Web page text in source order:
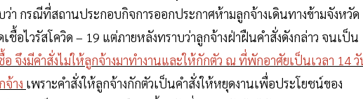
า กรณีที่สถานประกอบกิจการออกประกาศห้ามลูกจ้างเดินทางข้ามจังหวัด
อไวรัสโควิด – 19 แต่ภายหลังทราบว่าลูกจ้างฝ่าฝืนคำสั่งดังกล่าว จนเป็น
อ จึงมีคำสั่งไม่ให้ลูกจ้างมาทำงานและให้กักตัว ณ ที่พักอาศัยเป็นเวลา 14
จ้าง เพราะคำสั่งให้ลูกจ้างกักตัวเป็นคำสั่งให้หยุดงานเพื่อประโยชน์ของ